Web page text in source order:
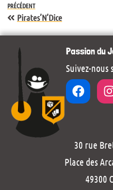
PRÉCÉDENT
Pirates’N’Dice
Passion du
Suivez-nous
30 rue
Place des
49300